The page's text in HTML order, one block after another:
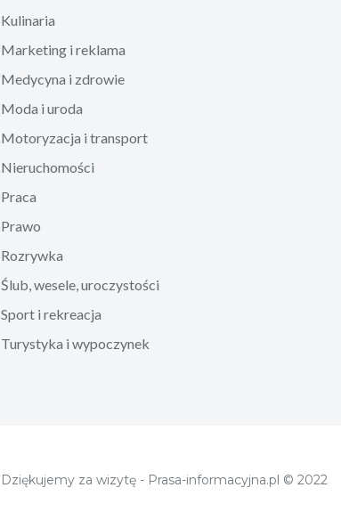
Kulinaria
Marketing i reklama
Medycyna i zdrowie
Moda i uroda
Motoryzacja i transport
Nieruchomości
Praca
Prawo
Rozrywka
Ślub, wesele, uroczystości
Sport i rekreacja
Turystyka i wypoczynek
Dziękujemy za wizytę - Prasa-informacyjna.pl © 2022